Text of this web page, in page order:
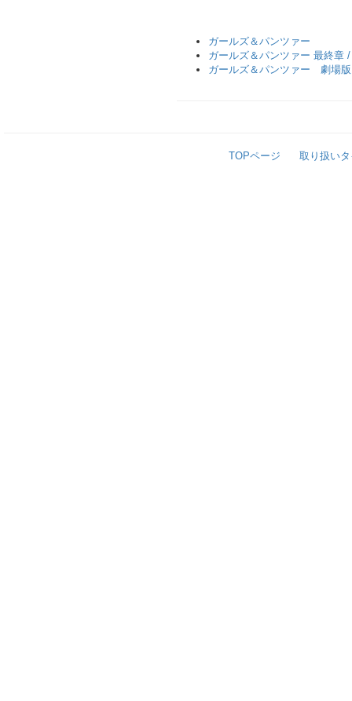
ガールズ＆パンツァー
ガールズ＆パンツァー 最終章
ガールズ＆パンツァー 劇場版
TOPページ 取り扱い